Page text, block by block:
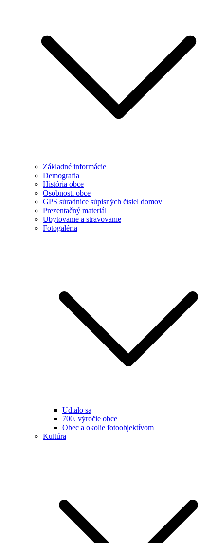
Základné informácie
Demografia
História obce
Osobnosti obce
GPS súradnice súpisných čísiel domov
Prezentačný materiál
Ubytovanie a stravovanie
Fotogaléria
Udialo sa
700. výročie obce
Obec a okolie fotoobjektívom
Kultúra